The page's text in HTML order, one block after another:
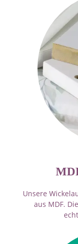
Unsere
aus MDF.